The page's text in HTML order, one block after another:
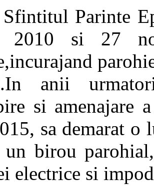
Parinte
2010 si 27
anii
si amenajare
sa demarat o
birou
electrice si